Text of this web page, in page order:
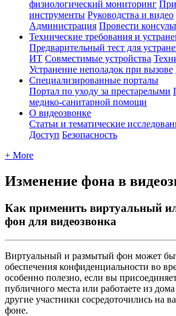
физиологический мониторинг
инструменты Руководства и видео
Администрация Провести
Технические требования и
Предварительный тест для
ИТ Совместимые устройства
Устранение неполадок при вызове
Специализированные порталы
Портал по уходу за престарелыми
медико-санитарной помощи
О видеозвонке
Статьи и тематические
Доступ Безопасность
+ More
Изменение фона в
Как применить виртуальный
фон для видеозвонка
Виртуальный и размытый фон может бы
обеспечения конфиденциальности во вр
особенно полезно, если вы присоединяе
публичного места или работаете из дома
другие участники сосредоточились на ва
фоне.